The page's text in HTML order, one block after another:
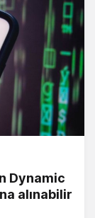
Dynamic
alınabilir